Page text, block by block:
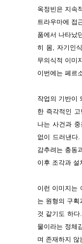
옥정빈은 지속
트라우마에 접
품에서 나타났
히 몸, 자기인
무의식적 이미
이번에는 페르
작업의 기반이
한 즉각적인
나는 사건과
없이 드러낸다
감추려는 충동
이후 조각과 설
이런 이미지는
는 원형의 구
것 같기도 하
물이라는 정체
며 존재하지